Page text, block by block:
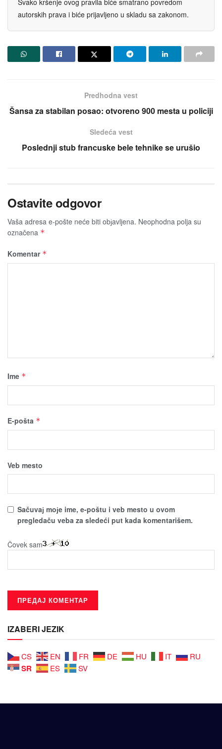
autorskih prava i biće prijavljeno u skladu sa zakonom.
Predhodna vest
Šansa za stabilan posao: otvoreno 900 mesta u policiji
Sledeća vest
Poslednji stub francuske bele tehnike se urušio
Ostavite odgovor
Vaša adresa e-pošte neće biti obјavljena. Neophodna polja su
označena *
Komentar *
Ime *
E-pošta *
Veb mesto
Sačuvaј moјe ime, e-poštu i veb mesto u ovom
pregledaču veba za sledeći put kada komentarišem.
Čovek sam
IZABERI JEZIK
CS EN FR DE HU IT RU
SR ES SV